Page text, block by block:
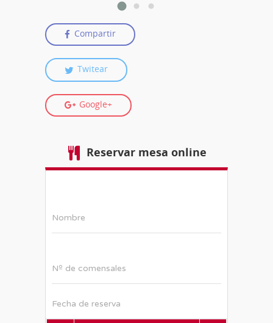
Compartir
Twitear
Google+
Reservar mesa online
Nombre
Nº de comensales
Fecha de reserva